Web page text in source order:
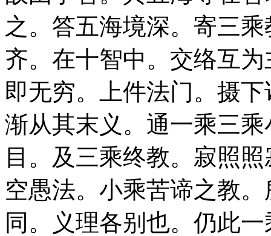
之。答五海境深。寄三
齐。在十智中。交络互
即无穷。上件法门。摄
渐从其末义。通一乘三
目。及三乘终教。寂照
空愚法。小乘苦谛之教
同。义理各别也。仍此